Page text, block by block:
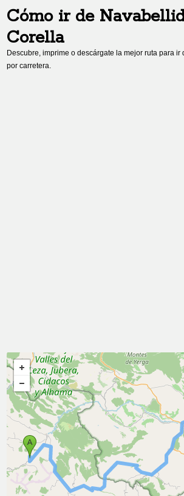
Cómo ir de
Corella
Descubre, imprime o descárgate la mejor ruta para ir
por carretera.